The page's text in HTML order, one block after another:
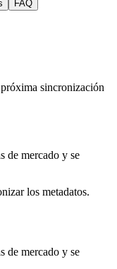
FAQ
sincronización
de mercado y se
los metadatos.
de mercado y se